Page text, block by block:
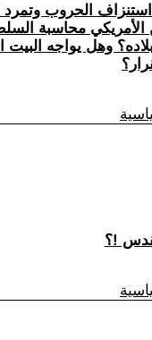
استنزاف الحروب
محاسبة
وهل يواجه البيت